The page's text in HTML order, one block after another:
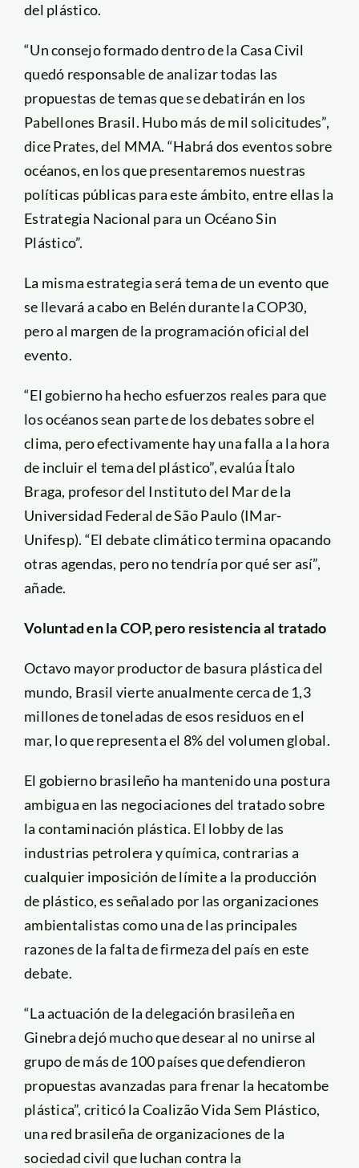
del plástico.
“Un consejo formado dentro de la Casa Civil
quedó responsable de analizar todas las
propuestas de temas que se debatirán en los
Pabellones Brasil. Hubo más de mil solicitudes”,
dice Prates, del MMA. “Habrá dos eventos sobre
océanos, en los que presentaremos nuestras
políticas públicas para este ámbito, entre ellas la
Estrategia Nacional para un Océano Sin
Plástico”.
La misma estrategia será tema de un evento que
se llevará a cabo en Belén durante la COP30,
pero al margen de la programación oficial del
evento.
“El gobierno ha hecho esfuerzos reales para que
los océanos sean parte de los debates sobre el
clima, pero efectivamente hay una falla a la hora
de incluir el tema del plástico”, evalúa Ítalo
Braga, profesor del Instituto del Mar de la
Universidad Federal de São Paulo (IMar-
Unifesp). “El debate climático termina opacando
otras agendas, pero no tendría por qué ser así”,
añade.
Voluntad en la COP, pero resistencia al tratado
Octavo mayor productor de basura plástica del
mundo, Brasil vierte anualmente cerca de 1,3
millones de toneladas de esos residuos en el
mar, lo que representa el 8% del volumen global.
El gobierno brasileño ha mantenido una postura
ambigua en las negociaciones del tratado sobre
la contaminación plástica. El lobby de las
industrias petrolera y química, contrarias a
cualquier imposición de límite a la producción
de plástico, es señalado por las organizaciones
ambientalistas como una de las principales
razones de la falta de firmeza del país en este
debate.
“La actuación de la delegación brasileña en
Ginebra dejó mucho que desear al no unirse al
grupo de más de 100 países que defendieron
propuestas avanzadas para frenar la hecatombe
plástica”, criticó la Coalizão Vida Sem Plástico,
una red brasileña de organizaciones de la
sociedad civil que luchan contra la